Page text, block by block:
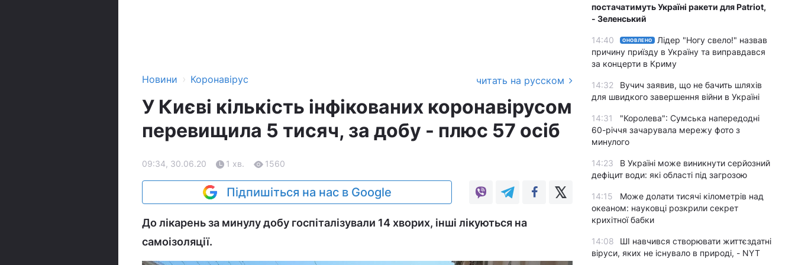
Новини › Коронавірус читать на русском
У Києві кількість інфікованих коронавірусом
перевищила 5 тисяч, за добу - плюс 57 осіб
09:34, 30.06.20 1 хв. 1560
Підпишіться на нас в Google
До лікарень за минулу добу госпіталізували 14 хворих, інші лікуються на
самоізоляції.
постачатимуть Україні ракети для Patriot,
- Зеленський
14:40 ОНОВЛЕНО
Лідер "Ногу свело!" назвав
причину приїзду в Україну та виправдався
за концерти в Криму
14:32
Вучич заявив, що не бачить шляхів
для швидкого завершення війни в Україні
14:31
"Королева": Сумська напередодні
60-річчя зачарувала мережу фото з
минулого
14:23
В Україні може виникнути серйозний
дефіцит води: які області під загрозою
14:15
Може долати тисячі кілометрів над
океаном: науковці розкрили секрет
крихітної бабки
14:08
ШІ навчився створювати життєздатні
віруси, яких не існувало в природі, - NYT